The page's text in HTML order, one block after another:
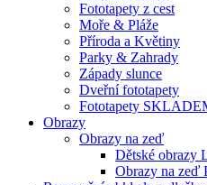
Fototapety z cest
Moře & Pláže
Příroda a Květiny
Parky & Zahrady
Západy slunce
Dveřní fototapety
Fototapety
Obrazy
Obrazy na zeď
Dětské obrazy
Obrazy na zeď